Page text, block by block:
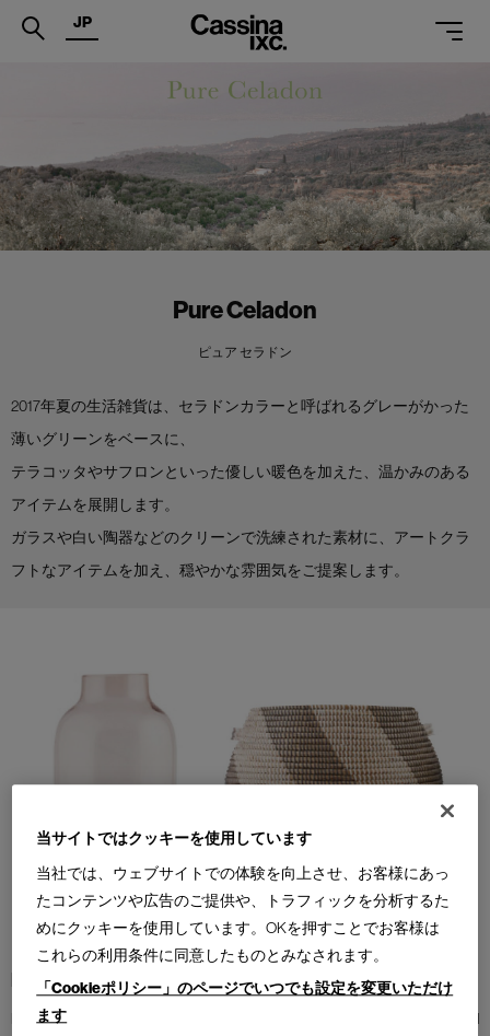
.
SERVICES
PROJECTS
CATALOGUES
PROFESSIONAL
JP
Pure Celadon
ピュア セラドン
2017年夏の生活雑貨は、セラドンカラーと呼ばれるグレーがかった
薄いグリーンをベースに、
テラコッタやサフロンといった優しい暖色を加えた、温かみのある
アイテムを展開します。
ガラスや白い陶器などのクリーンで洗練された素材に、アートクラ
フトなアイテムを加え、穏やかな雰囲気をご提案します。
HOUSE DOCTOR
Rikke Johl Jensen（リッケ・ユール・イエンセン）、Gitte Juhl
当サイトではクッキーを使用しています
当社では、ウェブサイトでの体験を向上させ、お客様にあっ
たコンテンツや広告のご提供や、トラフィックを分析するた
めにクッキーを使用しています。OKを押すことでお客様は
これらの利用条件に同意したものとみなされます。
「Cookieポリシー」のページでいつでも設定を変更いただけ
ます